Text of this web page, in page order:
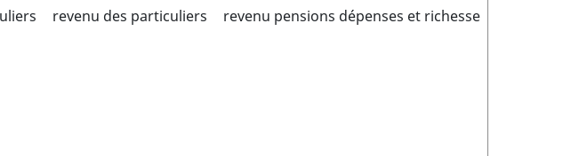
revenu des particuliers
revenu pensions dépenses et richesse